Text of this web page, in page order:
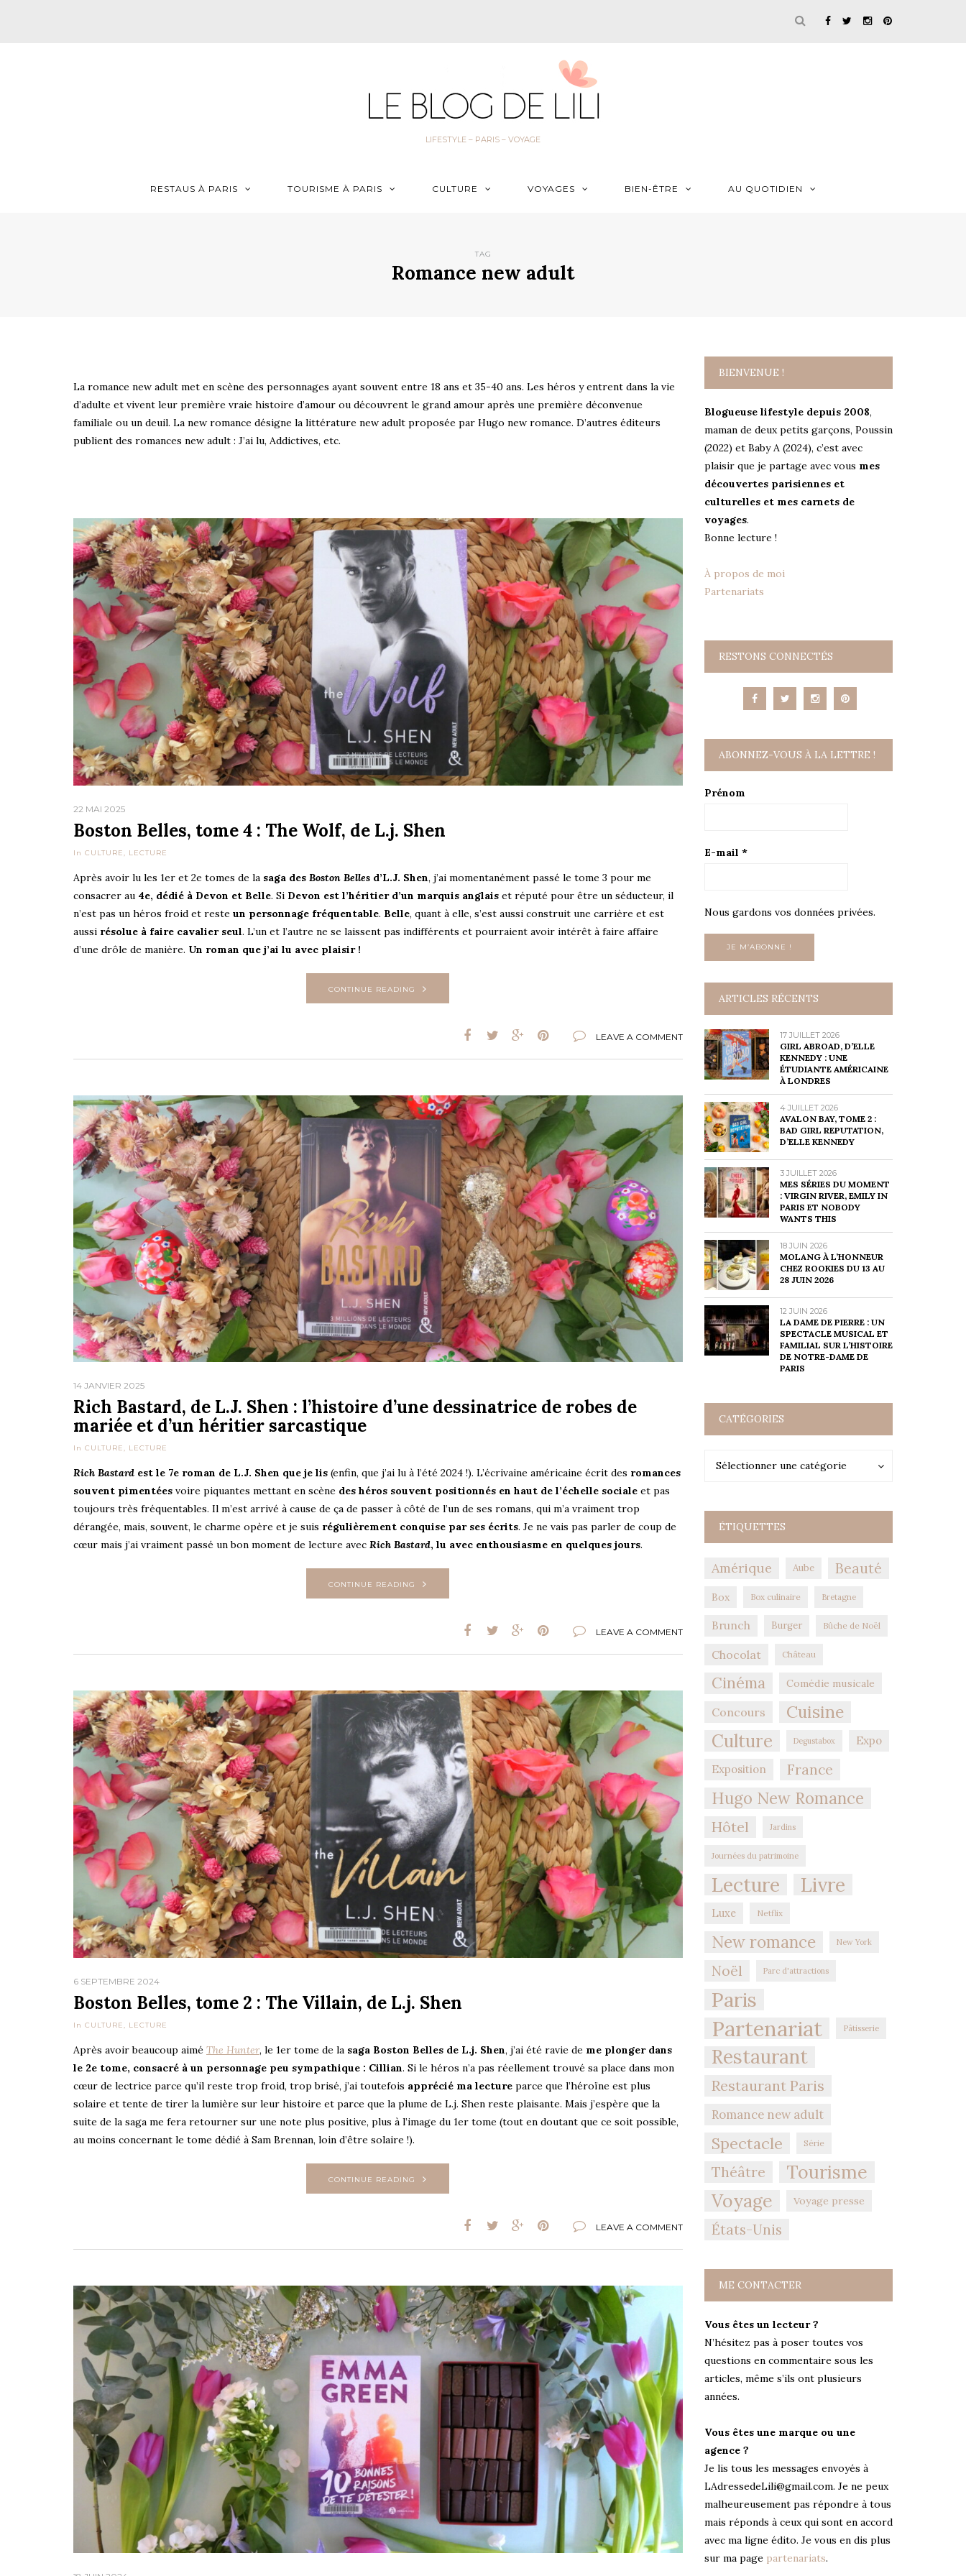
LIFESTYLE – PARIS – VOYAGE
RESTAUS À PARIS TOURISME À PARIS CULTURE VOYAGES BIEN-ÊTRE AU QUOTIDIEN
TAG
Romance new adult
La romance new adult met en scène des personnages ayant souvent entre 18 ans et 35-40 ans. Les héros y entrent dans la vie
d’adulte et vivent leur première vraie histoire d’amour ou découvrent le grand amour après une première déconvenue
familiale ou un deuil. La new romance désigne la littérature new adult proposée par Hugo new romance. D’autres éditeurs
publient des romances new adult : J’ai lu, Addictives, etc.
22 MAI 2025
Boston Belles, tome 4 : The Wolf, de L.j. Shen
In CULTURE, LECTURE
Après avoir lu les 1er et 2e tomes de la saga des Boston Belles d’L.J. Shen, j’ai momentanément passé le tome 3 pour me
consacrer au 4e, dédié à Devon et Belle. Si Devon est l’héritier d’un marquis anglais et réputé pour être un séducteur, il
n’est pas un héros froid et reste un personnage fréquentable. Belle, quant à elle, s’est aussi construit une carrière et est
aussi résolue à faire cavalier seul. L’un et l’autre ne se laissent pas indifférents et pourraient avoir intérêt à faire affaire
d’une drôle de manière. Un roman que j’ai lu avec plaisir !
CONTINUE READING
LEAVE A COMMENT
14 JANVIER 2025
Rich Bastard, de L.J. Shen : l’histoire d’une dessinatrice de robes de
mariée et d’un héritier sarcastique
In CULTURE, LECTURE
Rich Bastard est le 7e roman de L.J. Shen que je lis (enfin, que j’ai lu à l’été 2024 !). L’écrivaine américaine écrit des romances
souvent pimentées voire piquantes mettant en scène des héros souvent positionnés en haut de l’échelle sociale et pas
toujours très fréquentables. Il m’est arrivé à cause de ça de passer à côté de l’un de ses romans, qui m’a vraiment trop
dérangée, mais, souvent, le charme opère et je suis régulièrement conquise par ses écrits. Je ne vais pas parler de coup de
cœur mais j’ai vraiment passé un bon moment de lecture avec Rich Bastard, lu avec enthousiasme en quelques jours.
CONTINUE READING
LEAVE A COMMENT
6 SEPTEMBRE 2024
Boston Belles, tome 2 : The Villain, de L.j. Shen
In CULTURE, LECTURE
Après avoir beaucoup aimé The Hunter, le 1er tome de la saga Boston Belles de L.j. Shen, j’ai été ravie de me plonger dans
le 2e tome, consacré à un personnage peu sympathique : Cillian. Si le héros n’a pas réellement trouvé sa place dans mon
cœur de lectrice parce qu’il reste trop froid, trop brisé, j’ai toutefois apprécié ma lecture parce que l’héroïne est plus
solaire et tente de tirer la lumière sur leur histoire et parce que la plume de L.j. Shen reste plaisante. Mais j’espère que la
suite de la saga me fera retourner sur une note plus positive, plus à l’image du 1er tome (tout en doutant que ce soit possible,
au moins concernant le tome dédié à Sam Brennan, loin d’être solaire !).
CONTINUE READING
LEAVE A COMMENT
BIENVENUE !
Blogueuse lifestyle depuis 2008,
maman de deux petits garçons, Poussin
(2022) et Baby A (2024), c’est avec
plaisir que je partage avec vous mes
découvertes parisiennes et
culturelles et mes carnets de
voyages.
Bonne lecture !
À propos de moi
Partenariats
RESTONS CONNECTÉS
ABONNEZ-VOUS À LA LETTRE !
Prénom
E-mail *
Nous gardons vos données privées.
ARTICLES RÉCENTS
17 JUILLET 2026
GIRL ABROAD, D’ELLE
KENNEDY : UNE
ÉTUDIANTE AMÉRICAINE
À LONDRES
4 JUILLET 2026
AVALON BAY, TOME 2 :
BAD GIRL REPUTATION,
D’ELLE KENNEDY
3 JUILLET 2026
MES SÉRIES DU MOMENT
: VIRGIN RIVER, EMILY IN
PARIS ET NOBODY
WANTS THIS
18 JUIN 2026
MOLANG À L’HONNEUR
CHEZ ROOKIES DU 13 AU
28 JUIN 2026
12 JUIN 2026
LA DAME DE PIERRE : UN
SPECTACLE MUSICAL ET
FAMILIAL SUR L’HISTOIRE
DE NOTRE-DAME DE
PARIS
CATÉGORIES
Sélectionner une catégorie
Catégories
ÉTIQUETTES
Amérique Aube Beauté
Box Box culinaire Bretagne
Brunch Burger Bûche de Noël
Chocolat Château
Cinéma Comédie musicale
Concours Cuisine
Culture Degustabox Expo
Exposition France
Hugo New Romance
Hôtel Jardins
Journées du patrimoine
Lecture Livre
Luxe Netflix
New romance New York
Noël Parc d'attractions
Paris
Partenariat Pâtisserie
Restaurant
Restaurant Paris
Romance new adult
Spectacle Série
Théâtre
Tourisme
Voyage
Voyage presse
États-Unis
ME CONTACTER
Vous êtes un lecteur ?
N’hésitez pas à poser toutes vos
questions en commentaire sous les
articles, même s’ils ont plusieurs
années.
Vous êtes une marque ou une
agence ?
Je lis tous les messages envoyés à
LAdressedeLili@gmail.com. Je ne peux
malheureusement pas répondre à tous
mais réponds à ceux qui sont en accord
avec ma ligne édito. Je vous en dis plus
sur ma page partenariats.